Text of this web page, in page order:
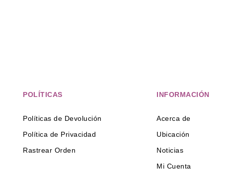
POLÍTICAS
Políticas de Devolución
Política de Privacidad
Rastrear Orden
INFORMACIÓN
Acerca de
Ubicación
Noticias
Mi Cuenta